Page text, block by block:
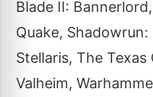
Blade II:
Quake, Shadowrun:
Stellaris, The Texas
Valheim,